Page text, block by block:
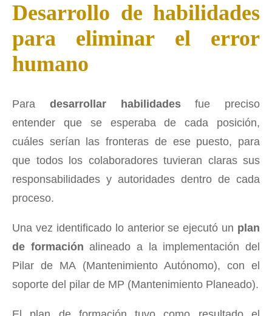
Desarrollo de habilidades
para eliminar el error
humano
Para desarrollar habilidadesfue preciso
entender que se esperaba de cada posición,
cuáles serían las fronteras de ese puesto, para
que todos los colaboradores tuvieran claras sus
responsabilidades y autoridades dentro de cada
proceso.
Una vez identificado lo anterior se ejecutó un plan
de formación alineado a la implementación del
Pilar de MA (Mantenimiento Autónomo), con el
soporte del pilar de MP (Mantenimiento Planeado).